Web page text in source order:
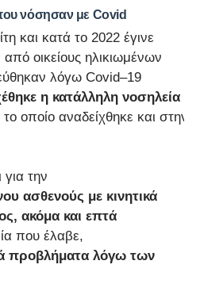
νόσησαν με Covid
και κατά το 2022 έγινε
οικείους ηλικιωμένων
λόγω Covid–19
η κατάλληλη νοσηλεία
οποίο αναδείχθηκε και στην
για την
ασθενούς με κινητικά
ακόμα και επτά
που έλαβε,
προβλήματα λόγω των